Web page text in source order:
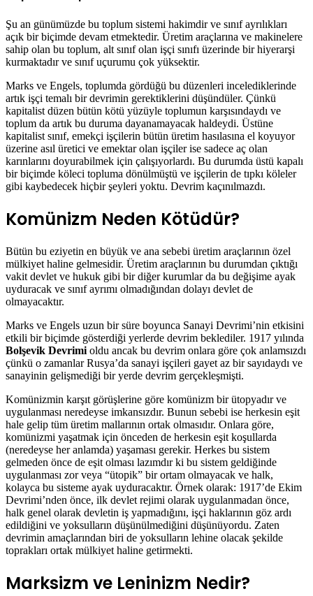
Şu an günümüzde bu toplum sistemi hakimdir ve sınıf ayrılıkları
açık bir biçimde devam etmektedir. Üretim araçlarına ve makinelere
sahip olan bu toplum, alt sınıf olan işçi sınıfı üzerinde bir hiyerarşi
kurmaktadır ve sınıf uçurumu çok yüksektir.
Marks ve Engels, toplumda gördüğü bu düzenleri incelediklerinde
artık işçi temalı bir devrimin gerektiklerini düşündüler. Çünkü
kapitalist düzen bütün kötü yüzüyle toplumun karşısındaydı ve
toplum da artık bu duruma dayanamayacak haldeydi. Üstüne
kapitalist sınıf, emekçi işçilerin bütün üretim hasılasına el koyuyor
üzerine asıl üretici ve emektar olan işçiler ise sadece aç olan
karınlarını doyurabilmek için çalışıyorlardı. Bu durumda üstü kapalı
bir biçimde köleci topluma dönülmüştü ve işçilerin de tıpkı köleler
gibi kaybedecek hiçbir şeyleri yoktu. Devrim kaçınılmazdı.
Komünizm Neden Kötüdür?
Bütün bu eziyetin en büyük ve ana sebebi üretim araçlarının özel
mülkiyet haline gelmesidir. Üretim araçlarının bu durumdan çıktığı
vakit devlet ve hukuk gibi bir diğer kurumlar da bu değişime ayak
uyduracak ve sınıf ayrımı olmadığından dolayı devlet de
olmayacaktır.
Marks ve Engels uzun bir süre boyunca Sanayi Devrimi’nin etkisini
etkili bir biçimde gösterdiği yerlerde devrim beklediler. 1917 yılında
Bolşevik Devrimi oldu ancak bu devrim onlara göre çok anlamsızdı
çünkü o zamanlar Rusya’da sanayi işçileri gayet az bir sayıdaydı ve
sanayinin gelişmediği bir yerde devrim gerçekleşmişti.
Komünizmin karşıt görüşlerine göre komünizm bir ütopyadır ve
uygulanması neredeyse imkansızdır. Bunun sebebi ise herkesin eşit
hale gelip tüm üretim mallarının ortak olmasıdır. Onlara göre,
komünizmi yaşatmak için önceden de herkesin eşit koşullarda
(neredeyse her anlamda) yaşaması gerekir. Herkes bu sistem
gelmeden önce de eşit olması lazımdır ki bu sistem geldiğinde
uygulanması zor veya “ütopik” bir ortam olmayacak ve halk,
kolayca bu sisteme ayak uyduracaktır. Örnek olarak: 1917’de Ekim
Devrimi’nden önce, ilk devlet rejimi olarak uygulanmadan önce,
halk genel olarak devletin iş yapmadığını, işçi haklarının göz ardı
edildiğini ve yoksulların düşünülmediğini düşünüyordu. Zaten
devrimin amaçlarından biri de yoksulların lehine olacak şekilde
toprakları ortak mülkiyet haline getirmekti.
Marksizm ve Leninizm Nedir?